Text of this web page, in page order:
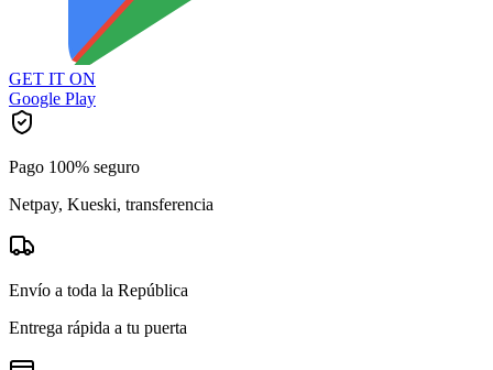
GET IT ON
Google Play
Pago 100% seguro
Netpay, Kueski, transferencia
Envío a toda la República
Entrega rápida a tu puerta